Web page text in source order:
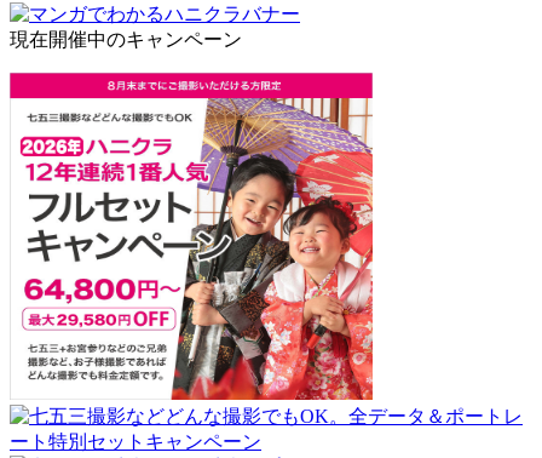
現在開催中のキャンペーン